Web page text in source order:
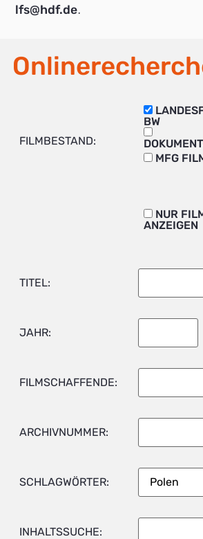
lfs@hdf.de.
FILMBESTAND:
BW
MFG
NUR
ANZEIGEN
TITEL:
JAHR:
FILMSCHAFFENDE:
ARCHIVNUMMER:
SCHLAGWÖRTER:
INHALTSSUCHE: